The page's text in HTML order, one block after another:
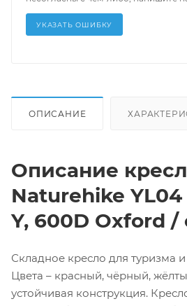
УКАЗАТЬ ОШИБКУ
ОПИСАНИЕ
Описание
Naturehike YL04
Y, 600D Oxford /
Складное кресло для туризма
Цвета – красный, чёрный,
устойчивая конструкция.